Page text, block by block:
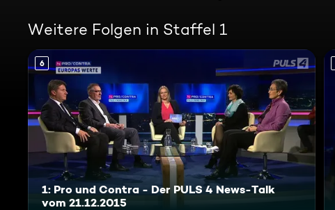
Weitere Folgen in Staffel 1
6
1: Pro und Contra - Der PULS 4 News-Talk
vom 21.12.2015